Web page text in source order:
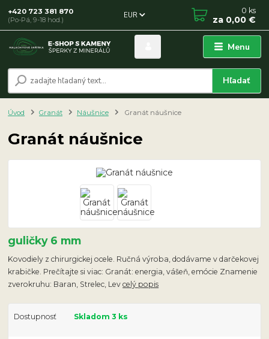
Menu
EUR
Hľadať
+420 723 381 870
(Po-Pá, 9-18 hod.)
0 ks
za 0,00 €
Úvod Granát Náušnice Granát náušnice
Granát náušnice
guličky 6 mm
Kovodiely z chirurgickej ocele. Ručná výroba, dodávame v darčekovej
krabičke. Prečítajte si viac: Granát: energia, vášeň, emócie Znamenie
zverokruhu: Baran, Strelec, Levcelý popis
Dostupnosť Skladom 3 ks